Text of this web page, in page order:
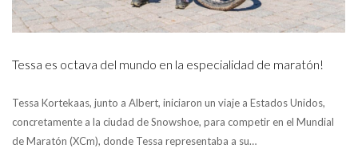
Tessa es octava del mundo en la especialidad de maratón!
Tessa Kortekaas, junto a Albert, iniciaron un viaje a Estados Unidos,
concretamente a la ciudad de Snowshoe, para competir en el Mundial
de Maratón (XCm), donde Tessa representaba a su…